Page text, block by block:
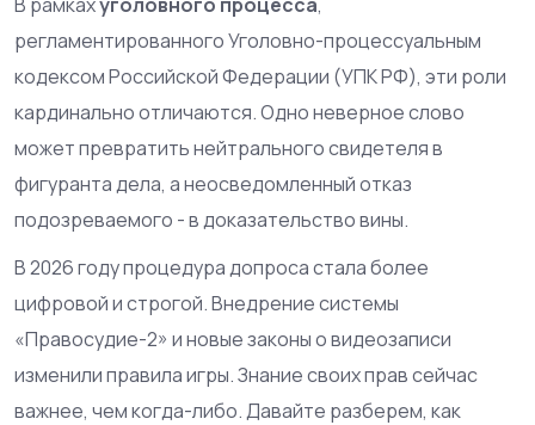
регламентированногоУголовно-процессуальным
кодексом Российской Федерации (УПК РФ), эти роли
кардинально отличаются. Одно неверное слово
может превратить нейтрального свидетеля в
фигуранта дела, а неосведомленный отказ
подозреваемого - в доказательство вины.
В 2026 году процедура допроса стала более
цифровой и строгой. Внедрение системы
«Правосудие-2» и новые законы о видеозаписи
изменили правила игры. Знание своих прав сейчас
важнее, чем когда-либо. Давайте разберем, как